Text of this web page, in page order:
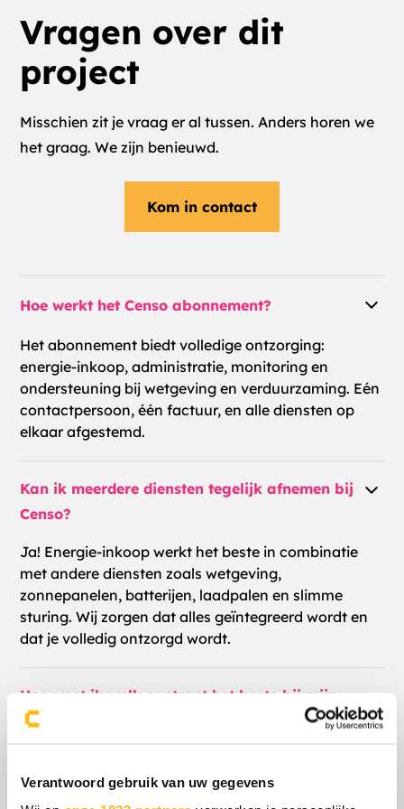
Verantwoord gebruik van uw gegevens
Vragen over dit
project
Misschien zit je vraag er al tussen. Anders horen we
het graag. We zijn benieuwd.
Kom in contact
Hoe werkt het Censo abonnement?
Het abonnement biedt volledige ontzorging:
energie-inkoop, administratie, monitoring en
ondersteuning bij wetgeving en verduurzaming. Eén
contactpersoon, één factuur, en alle diensten op
elkaar afgestemd.
Kan ik meerdere diensten tegelijk afnemen bij
Censo?
Ja! Energie-inkoop werkt het beste in combinatie
met andere diensten zoals wetgeving,
zonnepanelen, batterijen, laadpalen en slimme
sturing. Wij zorgen dat alles geïntegreerd wordt en
dat je volledig ontzorgd wordt.
Hoe weet ik welk contract het beste bij mijn
organisatie past?
kijken we naar je verbruik, risico, voorspelbaarheid,
duurzame maatregelen en toekomstige plannen. Zo